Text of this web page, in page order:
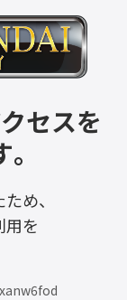
セスを
め、
用を